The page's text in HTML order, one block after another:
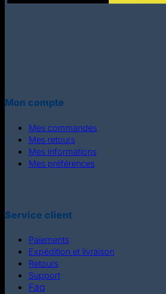
Mon compte
Mes commandes
Mes retours
Mes informations
Mes préférences
Service client
Paiements
Expédition et livraison
Retours
Support
Faq